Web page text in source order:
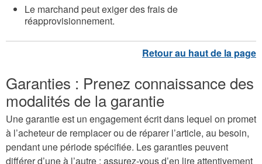
Le marchand peut exiger des frais de
réapprovisionnement.
Garanties : Prenez connaissance des
modalités de la garantie
Une garantie est un engagement écrit dans lequel on promet
à l’acheteur de remplacer ou de réparer l’article, au besoin,
pendant une période spécifiée. Les garanties peuvent
différer d’une à l’autre : assurez-vous d’en lire attentivement